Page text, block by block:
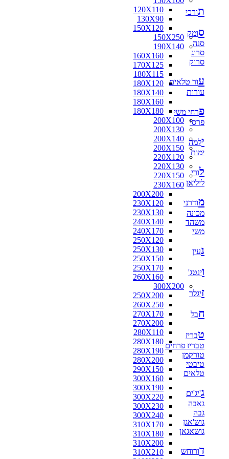
120X110
130X90
150X120
150X250
190X140
160X160
170X125
180X115
180X120
180X140
180X160
180X180
200X100
200X130
200X140
200X150
220X120
220X130
220X150
230X160
200X200
230X120
230X130
240X140
240X170
250X120
250X130
250X150
250X170
260X160
300X200
250X200
260X250
270X170
270X200
280X110
280X180
280X190
280X200
290X150
300X160
300X190
300X220
300X230
300X240
310X170
310X180
310X200
310X210
תורכי
סומק
סנה
סרוג
סרוק
עור טלאים
עורות
פרחי משי
פרסי
ילמה
ימות
לורי
ליליאן
מודרני
מכונה
משהד
משי
נעין
וינטג'
זיגלר
חבל
טבריז
טבריז פרחים
טורקמן
טיבטי
טלאים
ג'יג'ים
גאבה
גבה
גוש'אגן
גושאגאן
דורוחש